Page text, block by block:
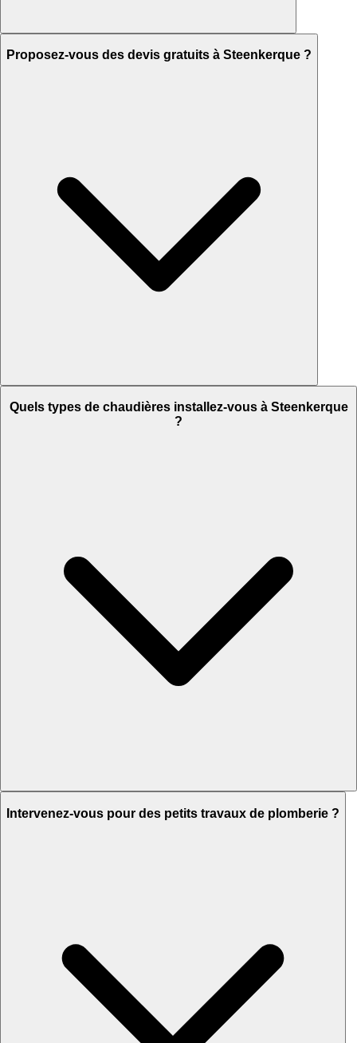
Proposez-vous des devis gratuits à Steenkerque ?
Quels types de chaudières installez-vous à Steenkerque
?
Intervenez-vous pour des petits travaux de plomberie ?